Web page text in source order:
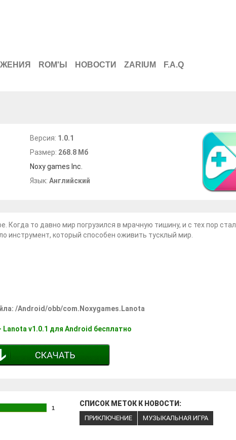
ROM'Ы НОВОСТИ ZARIUM F.A.Q
Версия: 1.0.1
Размер: 268.8 Мб
Noxy games Inc.
Язык: Английский
Когда то давно мир погрузился в мрачную тишину, и с тех пор стал
инструмент, который способен оживить тусклый мир.
/Android/obb/com.Noxygames.Lanota
Lanota v1.0.1 для Android бесплатно
1
СПИСОК МЕТОК К НОВОСТИ:
ПРИКЛЮЧЕНИЕ МУЗЫКАЛЬНАЯ ИГРА